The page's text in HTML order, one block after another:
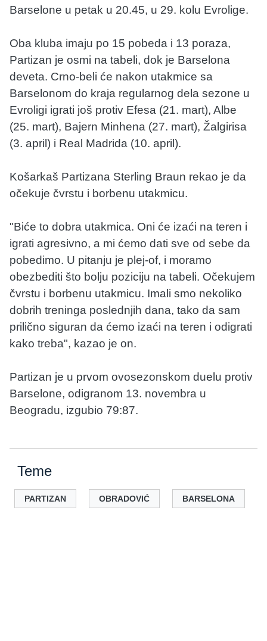
Barselone u petak u 20.45, u 29. kolu Evrolige.
Oba kluba imaju po 15 pobeda i 13 poraza,
Partizan je osmi na tabeli, dok je Barselona
deveta. Crno-beli će nakon utakmice sa
Barselonom do kraja regularnog dela sezone u
Evroligi igrati još protiv Efesa (21. mart), Albe
(25. mart), Bajern Minhena (27. mart), Žalgirisa
(3. april) i Real Madrida (10. april).
Košarkaš Partizana Sterling Braun rekao je da
očekuje čvrstu i borbenu utakmicu.
"Biće to dobra utakmica. Oni će izaći na teren i
igrati agresivno, a mi ćemo dati sve od sebe da
pobedimo. U pitanju je plej-of, i moramo
obezbediti što bolju poziciju na tabeli. Očekujem
čvrstu i borbenu utakmicu. Imali smo nekoliko
dobrih treninga poslednjih dana, tako da sam
prilično siguran da ćemo izaći na teren i odigrati
kako treba", kazao je on.
Partizan je u prvom ovosezonskom duelu protiv
Barselone, odigranom 13. novembra u
Beogradu, izgubio 79:87.
Teme
PARTIZAN OBRADOVIĆ BARSELONA